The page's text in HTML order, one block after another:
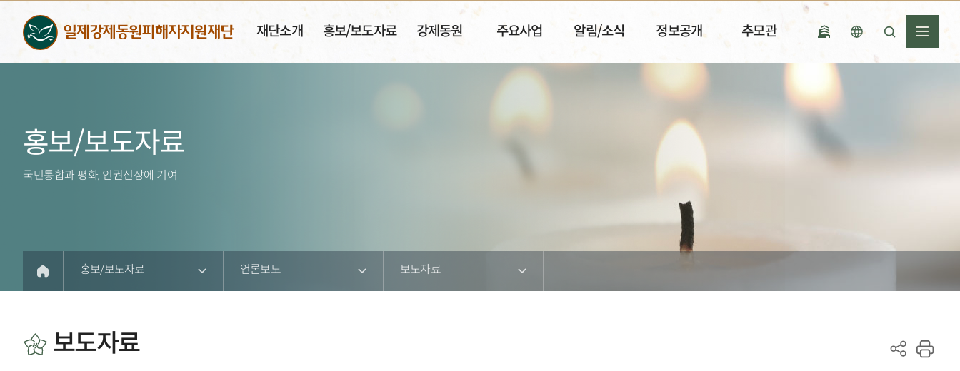
재단소개 홍보/보도자료 강제동원 주요사업 알림/소식 정보공개 추모관
홍보/보도자료
국민통합과 평화, 인권신장에 기여
홍보/보도자료 언론보도 보도자료
보도자료